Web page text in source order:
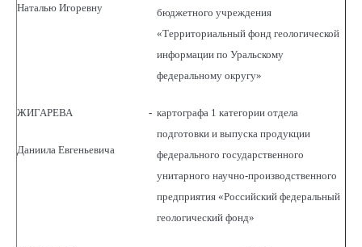
Наталью Игоревну
бюджетного учреждения
«Территориальный фонд геологической
информации по Уральскому
федеральному округу»
ЖИГАРЕВА
Даниила Евгеньевича
- картографа 1 категории отдела
подготовки и выпуска продукции
федерального государственного
унитарного научно-производственного
предприятия «Российский федеральный
геологический фонд»